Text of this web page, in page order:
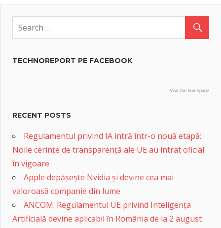
TECHNOREPORT PE FACEBOOK
Visit the homepage
RECENT POSTS
Regulamentul privind IA intră într-o nouă etapă:
Noile cerințe de transparență ale UE au intrat oficial
în vigoare
Apple depășește Nvidia și devine cea mai
valoroasă companie din lume
ANCOM: Regulamentul UE privind Inteligența
Artificială devine aplicabil în România de la 2 august